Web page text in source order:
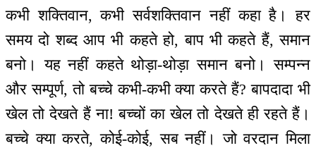
कभी शक्तिवान, कभी सर्वशक्तिवान नहीं कहा है। हर
समय दो शब्द आप भी कहते हो, बाप भी कहते हैं, समान
बनो। यह नहीं कहते थोड़ा-थोड़ा समान बनो। सम्पन्न
और सम्पूर्ण, तो बच्चे कभी-कभी क्या करते हैं? बापदादा भी
खेल तो देखते हैं ना! बच्चों का खेल तो देखते ही रहते हैं।
बच्चे क्या करते, कोई-कोई, सब नहीं। जो वरदान मिला